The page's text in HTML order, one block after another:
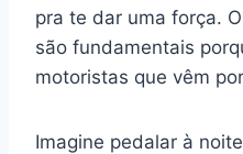
pra te dar uma força.
são fundamentais
motoristas que vêm
Imagine pedalar à